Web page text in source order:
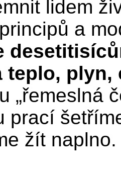
lidem
a
teplo, plyn,
„řemeslná
prací
žít naplno.